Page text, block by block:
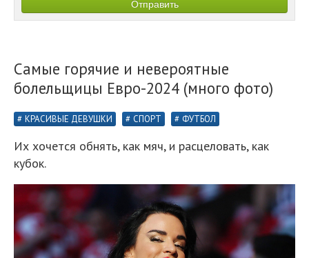
Самые горячие и невероятные
болельщицы Евро-2024 (много фото)
КРАСИВЫЕ ДЕВУШКИ СПОРТ ФУТБОЛ
Их хочется обнять, как мяч, и расцеловать, как
кубок.